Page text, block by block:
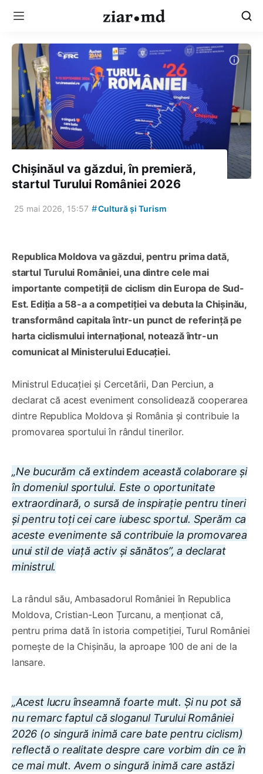
Chișinăul va găzdui, în premieră,
startul Turului României 2026
25 mai 2026, 15:57 #Cultură și Turism
Republica Moldova va găzdui, pentru prima dată,
startul Turului României, una dintre cele mai
importante competiții de ciclism din Europa de Sud-
Est. Ediția a 58-a a competiției va debuta la Chișinău,
transformând capitala într-un punct de referință pe
harta ciclismului internațional, notează într-un
comunicat al Ministerului Educației.
Ministrul Educației și Cercetării, Dan Perciun, a
declarat că acest eveniment consolidează cooperarea
dintre Republica Moldova și România și contribuie la
promovarea sportului în rândul tinerilor.
„Ne bucurăm că extindem această colaborare și
în domeniul sportului. Este o oportunitate
extraordinară, o sursă de inspirație pentru tineri
și pentru toți cei care iubesc sportul. Sperăm ca
aceste evenimente să contribuie la promovarea
unui stil de viață activ și sănătos”, a declarat
ministrul.
La rândul său, Ambasadorul României în Republica
Moldova, Cristian-Leon Țurcanu, a menționat că,
pentru prima dată în istoria competiției, Turul României
pornește de la Chișinău, la aproape 100 de ani de la
lansare.
„Acest lucru înseamnă foarte mult. Și nu pot să
nu remarc faptul că sloganul Turului României
2026 (o singură inimă care bate pentru ciclism)
reflectă o realitate despre care vorbim din ce în
ce mai mult. Avem o singură inimă care astăzi